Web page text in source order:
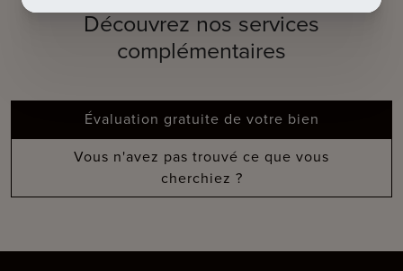
Découvrez nos services
complémentaires
Évaluation gratuite de votre bien
Vous n'avez pas trouvé ce que vous
cherchiez ?